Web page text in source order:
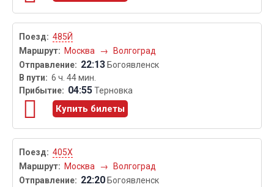
485Й
Москва
→ Волгоград
22:13 Богоявленск
6 ч. 44 мин.
04:55Терновка
Купить билеты
405Х
Москва
→ Волгоград
22:20 Богоявленск